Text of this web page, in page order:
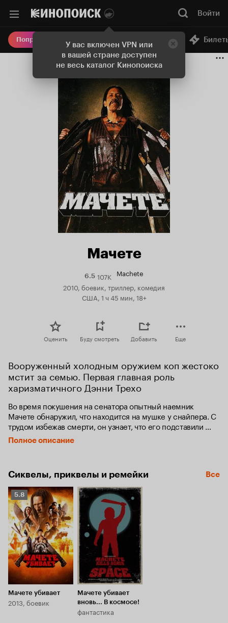
У вас включен VPN или
в вашей стране доступен
не весь каталог Кинопоиска
Войти
Попробовать Плюс Онлайн-кинотеатр
Мачете
6.5Рейтинг
107K Machete
2010, боевик, триллер, комедия
США, 1 ч 45 мин, 18+
Оценить Буду смотреть Добавить Еще
Вооруженный холодным оружием коп жестоко
мстит за семью. Первая главная роль
харизматичного Дэнни Трехо
Во время покушения на сенатора опытный наемник
Мачете обнаружил, что находится на мушке у снайпера. С
трудом избежав смерти, он узнает, что его подставили
собственные наниматели и теперь его целью является
месть.
Полное описание
Сиквелы, приквелы и ремейки Все
Рейтинг
Кинопоиска
5.8
5.8
Мачете убивает
2013, боевик
Мачете убивает
вновь... В космосе!
фантастика